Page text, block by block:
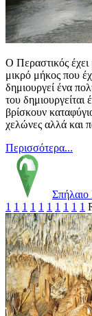
Ο Περαστικός
μικρό μήκος που
δημιουργεί ένα
του
βρίσκουν
χελώνες αλλά και
Περισσότερα...
1 1 1 1 1 1 1 1 1 1